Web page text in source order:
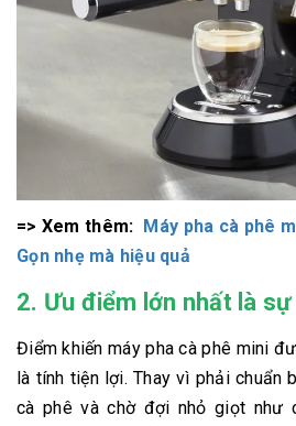
=> Xem thêm: Máy pha cà phê
Gọn nhẹ mà hiệu quả
2. Ưu điểm lớn nhất là
Điểm khiến máy pha cà phê mini
là tính tiện lợi. Thay vì phải chuẩn
cà phê và chờ đợi nhỏ giọt như